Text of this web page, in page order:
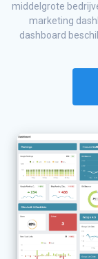
middelgrote
marketing
dashboard